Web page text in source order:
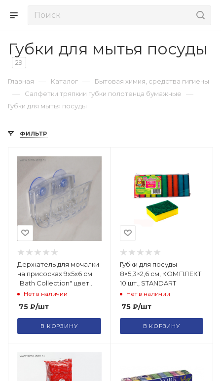
Губки для мытья посуды
29
Главная — Каталог — Бытовая химия, средства гигиены
— Салфетки тряпкии губки полотенца бумажные —
Губки для мытья посуды
ФИЛЬТР
Держатель для мочалки
на присосках 9х5х6 см
"Bath Collection" цвет
МИКС 3120818
Нет в наличии
75 ₽/шт
В КОРЗИНУ
Губки для посуды
8×5,3×2,6 см, КОМПЛЕКТ
10 шт., STANDART
Нет в наличии
75₽/шт
В КОРЗИНУ